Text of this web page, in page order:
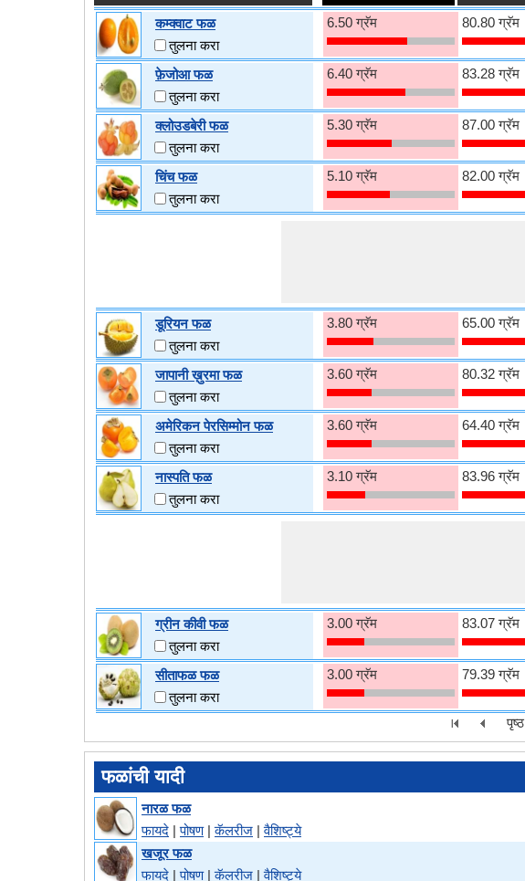
कम्क्वाट फळ
तुलना करा
6.50 ग्रॅम 80.80 ग्रॅम
फ़ेजोआ फळ
तुलना करा
6.40 ग्रॅम 83.28 ग्रॅम
क्लोउडबेरी फळ
तुलना करा
5.30 ग्रॅम 87.00 ग्रॅम
चिंच फळ
तुलना करा
5.10 ग्रॅम 82.00 ग्रॅम
डूरियन फळ
तुलना करा
3.80 ग्रॅम 65.00 ग्रॅम
जापानी ख़ुरमा फळ
तुलना करा
3.60 ग्रॅम 80.32 ग्रॅम
अमेरिकन पेरसिम्मोन फळ
तुलना करा
3.60 ग्रॅम 64.40 ग्रॅम
नास्पति फळ
तुलना करा
3.10 ग्रॅम 83.96 ग्रॅम
ग्रीन कीवी फळ
तुलना करा
3.00 ग्रॅम 83.07 ग्रॅम
सीताफळ फळ
तुलना करा
3.00 ग्रॅम 79.39 ग्रॅम
पृष्ठ
फळांची यादी
नारळ फळ
फायदे |पोषण|कॅलरीज |वैशिष्ट्ये
खजूर फळ
फायदे |पोषण|कॅलरीज |वैशिष्ट्ये